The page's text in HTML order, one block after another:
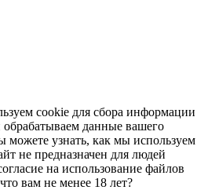
cookie для сбора информации
обрабатываем данные вашего
можете узнать, как мы используем
не предназначен для людей
на использование файлов
вам не менее 18 лет?